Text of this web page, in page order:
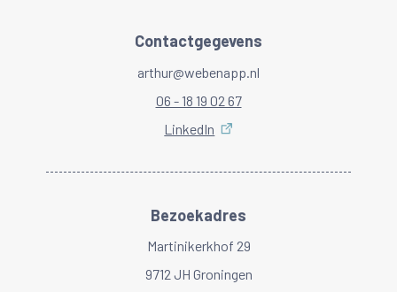
Contactgegevens
arthur@webenapp.nl
06 - 18 19 02 67
LinkedIn
Bezoekadres
Martinikerkhof 29
9712 JH Groningen